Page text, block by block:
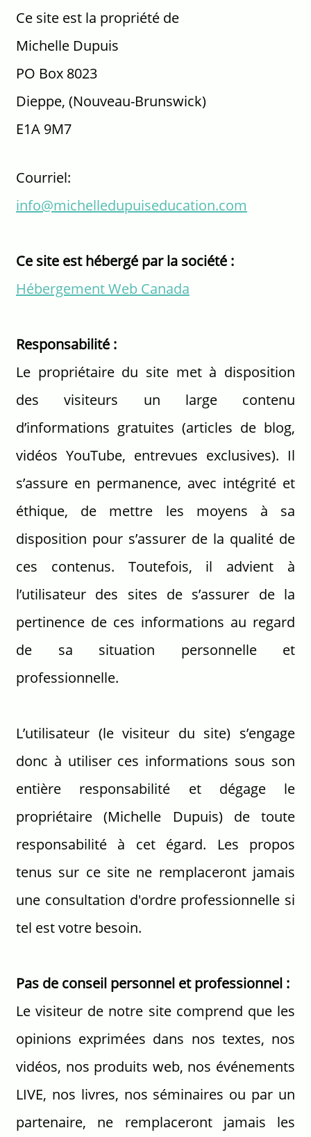
Ce site est la propriété de
Michelle Dupuis
PO Box 8023
Dieppe, (Nouveau-Brunswick)
E1A 9M7
Courriel:
info@michelledupuiseducation.com
Ce site est hébergé par la société :
Hébergement Web Canada
Responsabilité :
Le propriétaire du site met à disposition
des visiteurs un large contenu
d’informations gratuites (articles de blog,
vidéos YouTube, entrevues exclusives). Il
s’assure en permanence, avec intégrité et
éthique, de mettre les moyens à sa
disposition pour s’assurer de la qualité de
ces contenus. Toutefois, il advient à
l’utilisateur des sites de s’assurer de la
pertinence de ces informations au regard
de sa situation personnelle et
professionnelle.
L’utilisateur (le visiteur du site) s’engage
donc à utiliser ces informations sous son
entière responsabilité et dégage le
propriétaire (Michelle Dupuis) de toute
responsabilité à cet égard. Les propos
tenus sur ce site ne remplaceront jamais
une consultation d'ordre professionnelle si
tel est votre besoin.
Pas de conseil personnel et professionnel :
Le visiteur de notre site comprend que les
opinions exprimées dans nos textes, nos
vidéos, nos produits web, nos événements
LIVE, nos livres, nos séminaires ou par un
partenaire, ne remplaceront jamais les